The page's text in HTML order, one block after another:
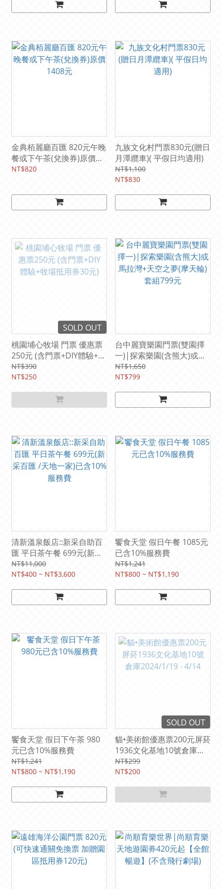
金典栢麗廳百匯 820元午晚
餐或下午茶(兌換券)原價
1408元
NT$820
九族文化村門票830元(贈日
月潭纜車)( 平假日均適用)
NT$1,100
NT$830
SOLD OUT
桃園埔心牧場 門票 優惠票
250元 (含門票+DIY體驗+牧
場抵用券30元)
NT$390
NT$250
台中麗寶樂園門票(雙園擇
一)|探索樂園(含熊大)或馬
拉灣+天空之夢(摩天輪)套
組799元
NT$1,650
NT$799
清新溫泉飯店::新采自助百
匯 平日茶午餐 699元(新采
百匯 /天地一家)已含10%服
務費
NT$11,000
NT$400 ~ NT$3,600
饗食天堂 假日午餐 1085元
已含10%服務費
NT$1,241
NT$800 ~ NT$1,190
饗食天堂 假日下午茶 980
元已含10%服務費
NT$1,241
NT$800 ~ NT$1,190
SOLD OUT
貓•美術館優惠票200元屏菸
1936文化基地10號倉庫
2024/1/19 - 4/14
NT$299
NT$200